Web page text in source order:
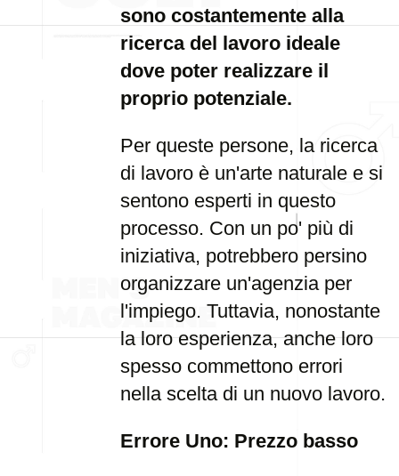
sono costantemente alla
ricerca del lavoro ideale
dove poter realizzare il
proprio potenziale.
Per queste persone, la ricerca
di lavoro è un'arte naturale e si
sentono esperti in questo
processo. Con un po' più di
iniziativa, potrebbero persino
organizzare un'agenzia per
l'impiego. Tuttavia, nonostante
la loro esperienza, anche loro
spesso commettono errori
nella scelta di un nuovo lavoro.
Errore Uno: Prezzo basso